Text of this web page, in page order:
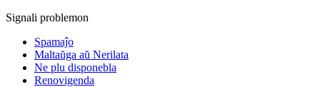
Signali problemon
Spamaĵo
Maltaŭga aŭ Nerilata
Ne plu disponebla
Renovigenda